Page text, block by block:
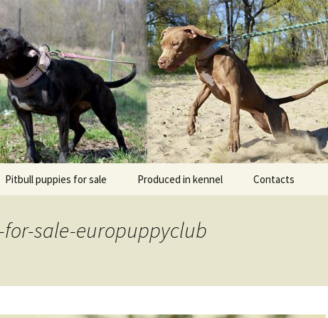
BULLS Europe. ADBA registered. APBT
Pitbull puppies for sale Produced in kennel Contacts
sale-europuppyclub